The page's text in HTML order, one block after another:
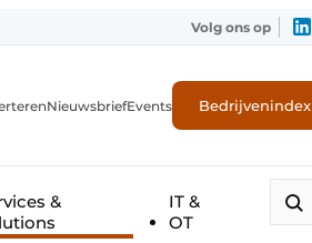
Volg ons op
NieuwsbriefEvents Bedrijvenindex
&
IT &
OT